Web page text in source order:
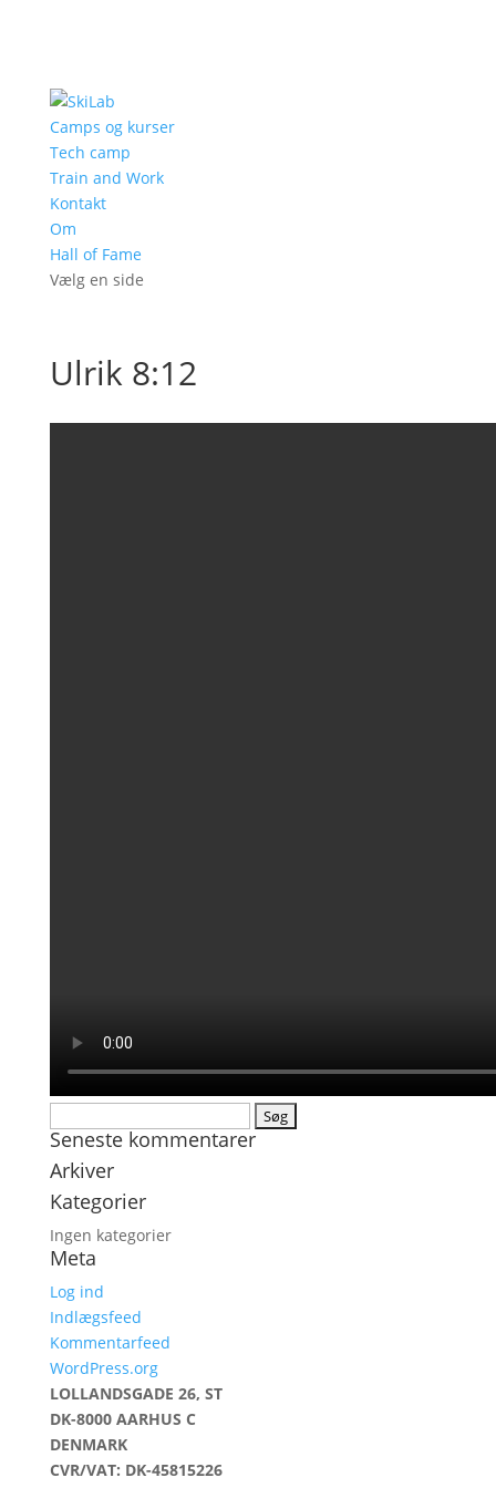
Camps og kurser
Tech camp
Train and Work
Kontakt
Om
Hall of Fame
Vælg en side
Ulrik 8:12
efter:
Seneste kommentarer
Arkiver
Kategorier
Ingen kategorier
Meta
Log ind
Indlægsfeed
Kommentarfeed
WordPress.org
LOLLANDSGADE 26, ST
DK-8000 AARHUS C
DENMARK
CVR/VAT: DK-45815226